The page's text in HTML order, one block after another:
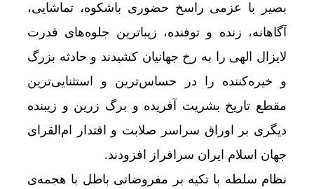
بصیر با عزمی راسخ حضوری باشکوه، تماشایی،
آگاهانه، زنده و توفنده، زیباترین جلوه‌های قدرت
لایزال الهی را به رخ جهانیان کشیدند و حادثه‌ بزرگ
و خیره‌کننده را در حساس‌ترین و استثنایی‌ترین
مقطع تاریخ بشریت آفریده و برگ زرین و زیبنده
دیگری بر اوراق سراسر صلابت و اقتدار ام‌القرای
جهان اسلام ایران سرافراز افزودند.
نظام سلطه با تکیه بر مفروضاتی باطل با هجمه‌ی